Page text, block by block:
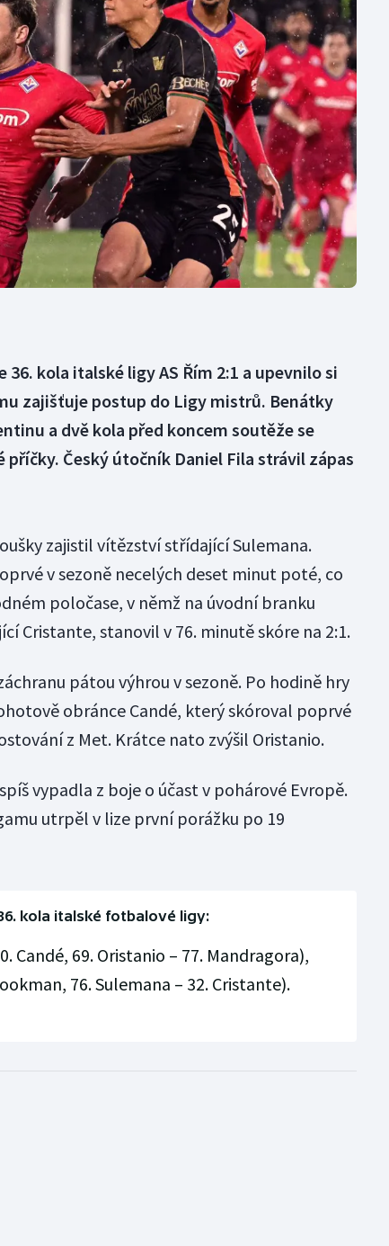
Moderní pětiboj
Motorsport
Olympijské hry
Parasport
Plavání
Plážový volejbal
Triatlon
Veslování
Vodní slalom
Volejbal
Ostatní
36. kola italské ligy AS Řím 2:1 a upevnilo si
zajišťuje postup do Ligy mistrů. Benátky
a dvě kola před koncem soutěže se
Český útočník Daniel Fila strávil zápas
zajistil vítězství střídající Sulemana.
v sezoně necelých deset minut poté, co
poločase, v němž na úvodní branku
Cristante, stanovil v 76. minutě skóre na 2:1.
pátou výhrou v sezoně. Po hodině hry
obránce Candé, který skóroval poprvé
z Met. Krátce nato zvýšil Oristanio.
vypadla z boje o účast v pohárové Evropě.
utrpěl v lize první porážku po 19
kola italské fotbalové ligy:
Candé, 69. Oristanio – 77. Mandragora),
76. Sulemana – 32. Cristante).